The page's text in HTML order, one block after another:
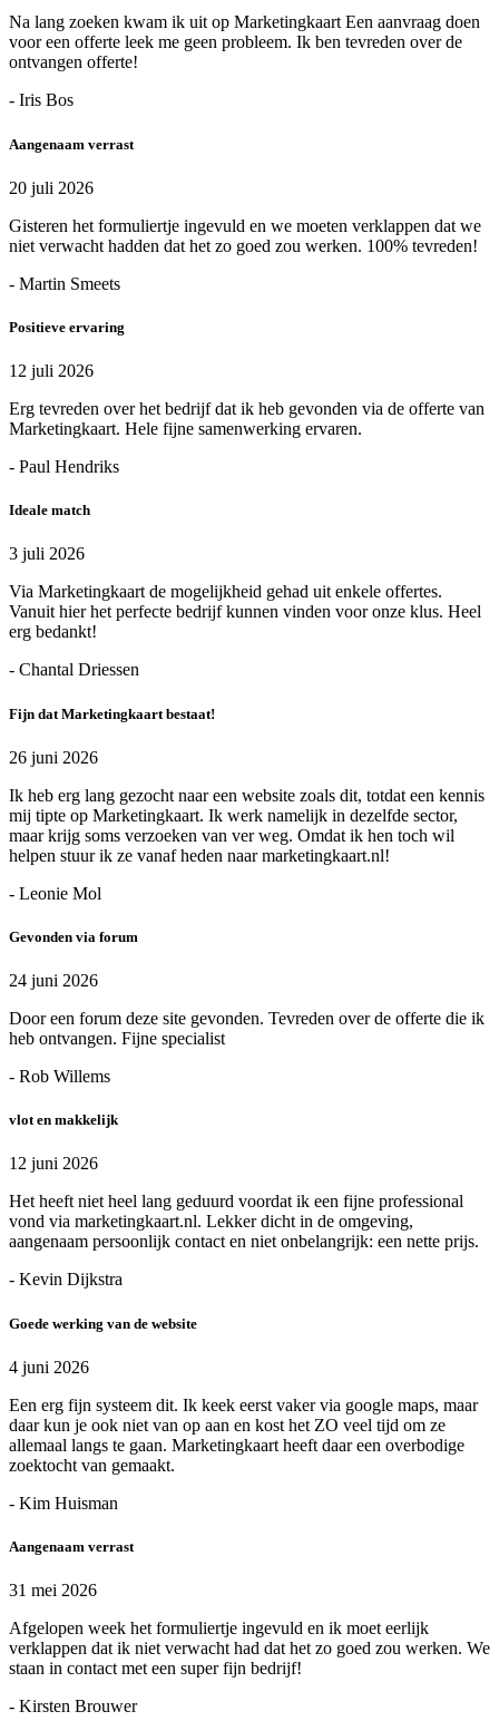
Na lang zoeken kwam ik uit op Marketingkaart Een aanvraag doen
voor een offerte leek me geen probleem. Ik ben tevreden over de
ontvangen offerte!
- Iris Bos
Aangenaam verrast
20 juli 2026
Gisteren het formuliertje ingevuld en we moeten verklappen dat we
niet verwacht hadden dat het zo goed zou werken. 100% tevreden!
- Martin Smeets
Positieve ervaring
12 juli 2026
Erg tevreden over het bedrijf dat ik heb gevonden via de offerte van
Marketingkaart. Hele fijne samenwerking ervaren.
- Paul Hendriks
Ideale match
3 juli 2026
Via Marketingkaart de mogelijkheid gehad uit enkele offertes.
Vanuit hier het perfecte bedrijf kunnen vinden voor onze klus. Heel
erg bedankt!
- Chantal Driessen
Fijn dat Marketingkaart bestaat!
26 juni 2026
Ik heb erg lang gezocht naar een website zoals dit, totdat een kennis
mij tipte op Marketingkaart. Ik werk namelijk in dezelfde sector,
maar krijg soms verzoeken van ver weg. Omdat ik hen toch wil
helpen stuur ik ze vanaf heden naar marketingkaart.nl!
- Leonie Mol
Gevonden via forum
24 juni 2026
Door een forum deze site gevonden. Tevreden over de offerte die ik
heb ontvangen. Fijne specialist
- Rob Willems
vlot en makkelijk
12 juni 2026
Het heeft niet heel lang geduurd voordat ik een fijne professional
vond via marketingkaart.nl. Lekker dicht in de omgeving,
aangenaam persoonlijk contact en niet onbelangrijk: een nette prijs.
- Kevin Dijkstra
Goede werking van de website
4 juni 2026
Een erg fijn systeem dit. Ik keek eerst vaker via google maps, maar
daar kun je ook niet van op aan en kost het ZO veel tijd om ze
allemaal langs te gaan. Marketingkaart heeft daar een overbodige
zoektocht van gemaakt.
- Kim Huisman
Aangenaam verrast
31 mei 2026
Afgelopen week het formuliertje ingevuld en ik moet eerlijk
verklappen dat ik niet verwacht had dat het zo goed zou werken. We
staan in contact met een super fijn bedrijf!
- Kirsten Brouwer